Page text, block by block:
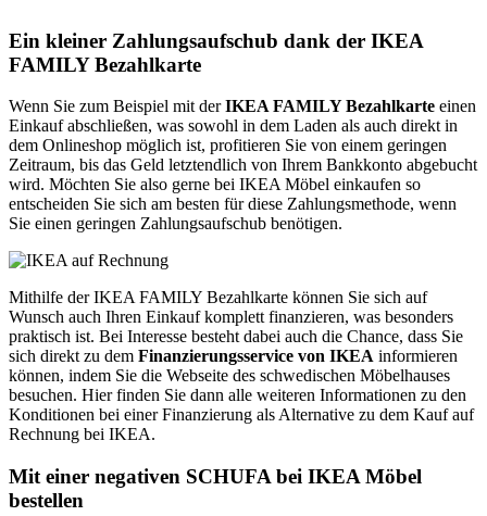
Ein kleiner Zahlungsaufschub dank der IKEA
FAMILY Bezahlkarte
Wenn Sie zum Beispiel mit derIKEA FAMILY Bezahlkarte einen
Einkauf abschließen, was sowohl in dem Laden als auch direkt in
dem Onlineshop möglich ist, profitieren Sie von einem geringen
Zeitraum, bis das Geld letztendlich von Ihrem Bankkonto abgebucht
wird. Möchten Sie also gerne bei IKEA Möbel einkaufen so
entscheiden Sie sich am besten für diese Zahlungsmethode, wenn
Sie einen geringen Zahlungsaufschub benötigen.
Mithilfe der IKEA FAMILY Bezahlkarte können Sie sich auf
Wunsch auch Ihren Einkauf komplett finanzieren, was besonders
praktisch ist. Bei Interesse besteht dabei auch die Chance, dass Sie
sich direkt zu dem Finanzierungsservice von IKEA informieren
können, indem Sie die Webseite des schwedischen Möbelhauses
besuchen. Hier finden Sie dann alle weiteren Informationen zu den
Konditionen bei einer Finanzierung als Alternative zu dem Kauf auf
Rechnung bei IKEA.
Mit einer negativen SCHUFA bei IKEA Möbel
bestellen